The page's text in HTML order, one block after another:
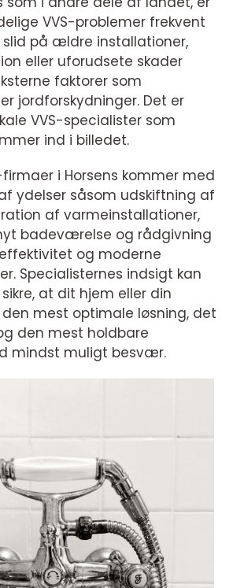
VVS-problemer frekvent
på ældre installationer,
eller uforudsete skader
faktorer som
jordforskydninger. Det er
VVS-specialister som
ind i billedet.
firmaer i Horsens kommer med
ydelser såsom udskiftning af
af varmeinstallationer,
badeværelse og rådgivning
og moderne
Specialisternes indsigt kan
at dit hjem eller din
mest optimale løsning, det
den mest holdbare
mindst muligt besvær.